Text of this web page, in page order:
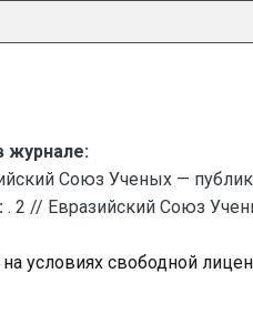
журнале:
Союз Ученых —
. 2 // Евразийский Союз
условиях свободной